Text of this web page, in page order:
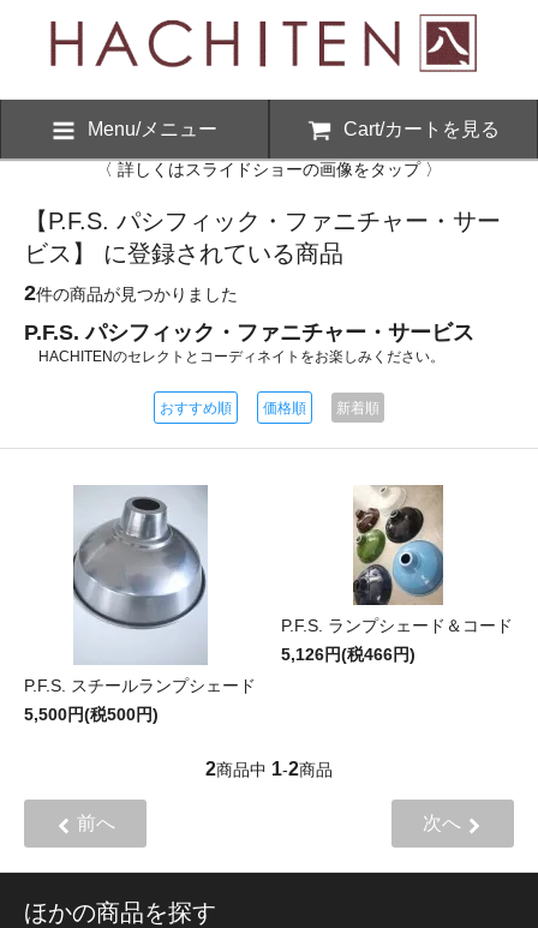
Menu/メニュー Cart/カートを見る
〈 詳しくはスライドショーの画像をタップ 〉
【P.F.S. パシフィック・ファニチャー・サー
ビス】 に登録されている商品
2件の商品が見つかりました
P.F.S. パシフィック・ファニチャー・サービス
HACHITENのセレクトとコーディネイトをお楽しみください。
おすすめ順 価格順 新着順
P.F.S. スチールランプシェード
5,500円(税500円)
P.F.S. ランプシェード＆コード
5,126円(税466円)
2商品中 1-2商品
前へ 次へ
ほかの商品を探す